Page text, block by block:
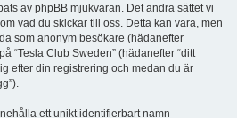
av phpBB mjukvaran. Det andra sättet vi
vad du skickar till oss. Detta kan vara, men
som anonym besökare (hädanefter
“Tesla Club Sweden” (hädanefter “ditt
efter din registrering och medan du är
ett unikt identifierbart namn